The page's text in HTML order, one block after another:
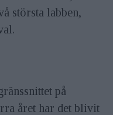
största labben,
på
året har det blivit